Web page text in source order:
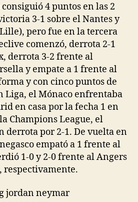
4 puntos en las 2
3-1 sobre el Nantes y
pero fue en la tercera
comenzó, derrota 2-1
derrota 3-2 frente al
y empate a 1 frente al
y con cinco puntos de
Liga, el Mónaco enfrentaba
en casa por la fecha 1 en
Champions League, el
derrota por 2-1. De vuelta en
empató a 1 frente al
1-0 y 2-0 frente al Angers
respectivamente.